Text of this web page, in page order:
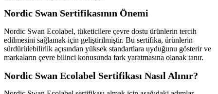
Nordic Swan Sertifikasının Önemi
Nordic Swan Ecolabel, tüketicilere çevre dostu ürünlerin tercih
edilmesini sağlamak için geliştirilmiştir. Bu sertifika, ürünlerin
sürdürülebilirlik açısından yüksek standartlara uyduğunu gösterir ve
markaların çevre bilinci konusunda fark yaratmasına olanak tanır.
Nordic Swan Ecolabel Sertifikası Nasıl Alınır?